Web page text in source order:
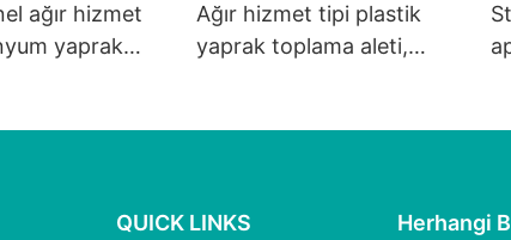
ağır hizmet
yaprak
Ağır hizmet tipi plastik
yaprak toplama aleti,
QUICK LINKS
Herhangi